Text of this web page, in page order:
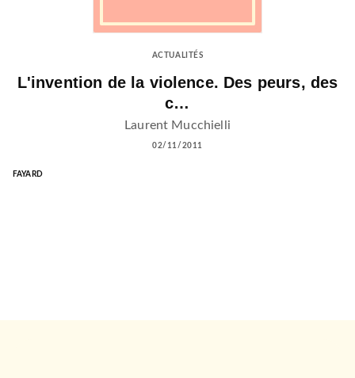
ACTUALITÉS
L'invention de la violence. Des peurs, des
c…
Laurent Mucchielli
02/11/2011
FAYARD